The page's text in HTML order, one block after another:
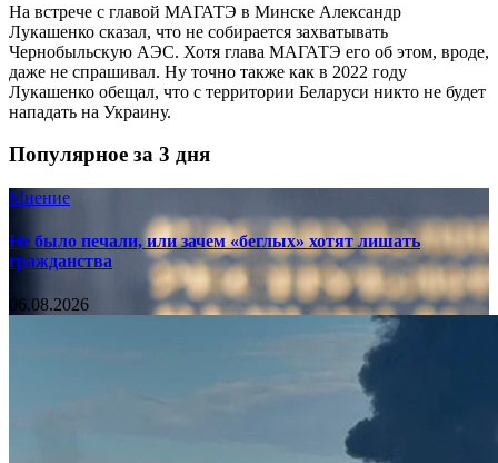
На встрече с главой МАГАТЭ в Минске Александр
Лукашенко сказал, что не собирается захватывать
Чернобыльскую АЭС. Хотя глава МАГАТЭ его об этом, вроде,
даже не спрашивал. Ну точно также как в 2022 году
Лукашенко обещал, что с территории Беларуси никто не будет
нападать на Украину.
Популярное за 3 дня
Мнение
Не было печали, или зачем «беглых» хотят лишать
гражданства
06.08.2026